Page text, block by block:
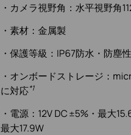
・カメラ視野角：水平視野角
・素材：金属製
・保護等級：IP67防水・防塵
・オンボードストレージ：
に対応*1
・電源：12V DC ±5%・最大
最大17.9W